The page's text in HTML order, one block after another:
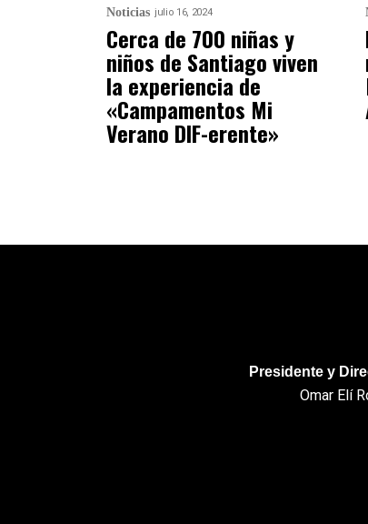
Noticias julio 16, 2024
Cerca de 700 niñas y
niños de Santiago viven
la experiencia de
«Campamentos Mi
Verano DIF-erente»
Presidente y
Omar Elí